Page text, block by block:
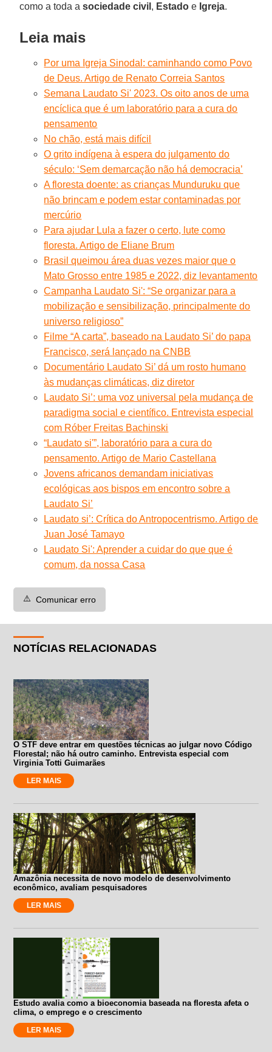
como a toda asociedade civil , Estado e Igreja.
Leia mais
Por uma Igreja Sinodal: caminhando como Povo
de Deus. Artigo de Renato Correia Santos
Semana Laudato Si' 2023. Os oito anos de uma
encíclica que é um laboratório para a cura do
pensamento
No chão, está mais difícil
O grito indígena à espera do julgamento do
século: ‘Sem demarcação não há democracia’
A floresta doente: as crianças Munduruku que
não brincam e podem estar contaminadas por
mercúrio
Para ajudar Lula a fazer o certo, lute como
floresta. Artigo de Eliane Brum
Brasil queimou área duas vezes maior que o
Mato Grosso entre 1985 e 2022, diz levantamento
Campanha Laudato Si': “Se organizar para a
mobilização e sensibilização, principalmente do
universo religioso”
Filme “A carta”, baseado na Laudato Si’ do papa
Francisco, será lançado na CNBB
Documentário Laudato Si’ dá um rosto humano
às mudanças climáticas, diz diretor
Laudato Si’: uma voz universal pela mudança de
paradigma social e científico. Entrevista especial
com Róber Freitas Bachinski
“Laudato si'”, laboratório para a cura do
pensamento. Artigo de Mario Castellana
Jovens africanos demandam iniciativas
ecológicas aos bispos em encontro sobre a
Laudato Si’
Laudato si’: Crítica do Antropocentrismo. Artigo de
Juan José Tamayo
Laudato Si': Aprender a cuidar do que que é
comum, da nossa Casa
⚠️ Comunicar erro
NOTÍCIAS RELACIONADAS
O STF deve entrar em questões técnicas ao julgar novo Código
Florestal; não há outro caminho. Entrevista especial com
Virginia Totti Guimarães
LER MAIS
Amazônia necessita de novo modelo de desenvolvimento
econômico, avaliam pesquisadores
LER MAIS
Estudo avalia como a bioeconomia baseada na floresta afeta o
clima, o emprego e o crescimento
LER MAIS